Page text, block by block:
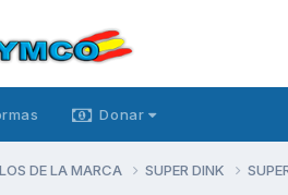
Donar
DE LA MARCA SUPER DINK